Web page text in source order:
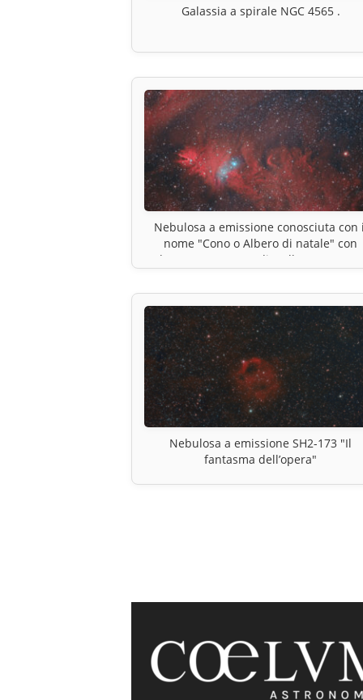
Galassia a spirale NGC 4565 .
Nebulosa a emissione conosciuta con
nome "Cono o Albero di natale" con
l’ammasso aperto di stelle NGC 2264.
Nebulosa a emissione SH2-173 "Il
fantasma dell’opera"